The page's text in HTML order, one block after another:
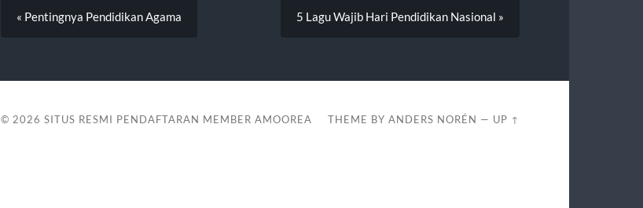
« Pentingnya Pendidikan Agama 5 Lagu Wajib Hari Pendidikan Nasional »
© 2026 SITUS RESMI PENDAFTARAN MEMBER AMOOREA THEME BYANDERS NORÉN — UP ↑